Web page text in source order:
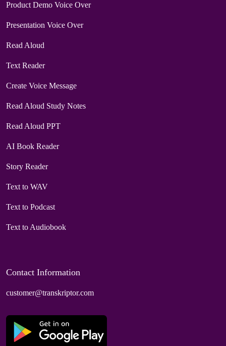
Product Demo Voice Over
Presentation Voice Over
Read Aloud
Text Reader
Create Voice Message
Read Aloud Study Notes
Read Aloud PPT
AI Book Reader
Story Reader
Text to WAV
Text to Podcast
Text to Audiobook
Contact Information
customer@transkriptor.com